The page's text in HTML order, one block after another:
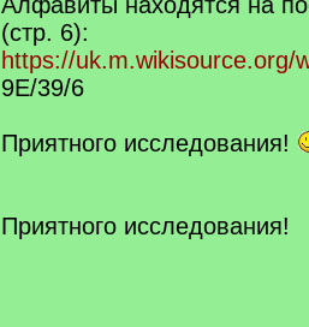
(стр. 6):
https://uk.m.wikisource.org/
9Е/39/6
Приятного исследования!
Приятного исследования!